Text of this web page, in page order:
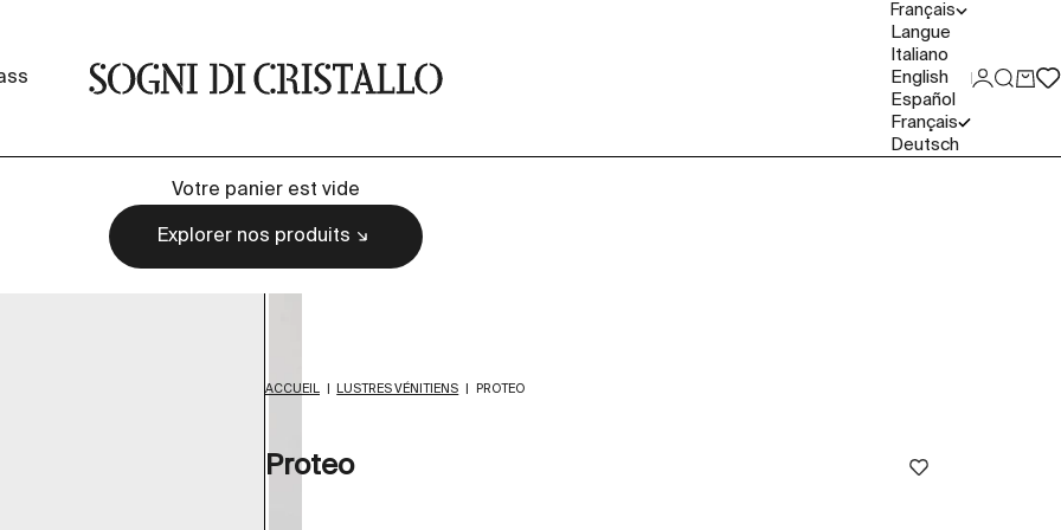
Sogni di cristallo
Français
Langue
Italiano
English
Español
Français
Deutsch
Votre panier est vide
Explorer nos produits
ACCUEIL LUSTRES VÉNITIENS PROTEO
Proteo